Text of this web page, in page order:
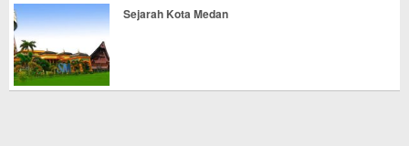
Sejarah Kota Medan